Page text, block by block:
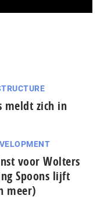
meldt zich in
voor Wolters
Spoons lijft
meer)